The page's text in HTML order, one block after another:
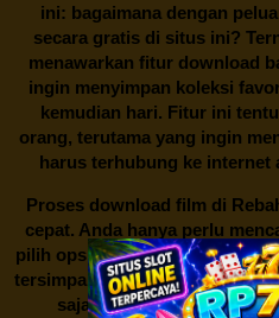
ini: bagaimana dengan
secara gratis di situs ini?
menawarkan fitur download
ingin menyimpan koleksi
kemudian hari. Fitur ini
orang, terutama yang ingin
harus terhubung ke internet
Proses download film di
cepat. Anda hanya perlu
pilih opsi download yang
tersimpan dalam perangkat
saja dan di mana saja.